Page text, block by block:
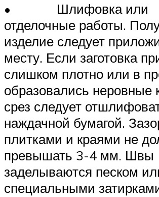
• Шлифовка или
отделочные работы.
изделие следует
месту. Если заготовка
слишком плотно или в
образовались неровные
срез следует
наждачной бумагой.
плитками и краями не
превышать 3-4 мм. Швы
заделываются песком
специальными